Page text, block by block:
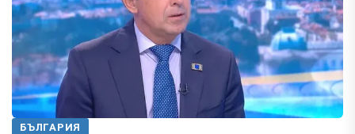
БЪЛГАРИЯ